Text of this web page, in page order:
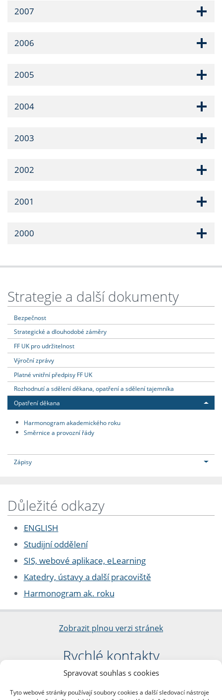
Spravovat souhlas s cookies
Tyto webové stránky používají soubory cookies a další sledovací nástroje
2007
2006
2005
2004
2003
2002
2001
2000
Strategie a další dokumenty
Bezpečnost
Strategické a dlouhodobé záměry
FF UK pro udržitelnost
Výroční zprávy
Platné vnitřní předpisy FF UK
Rozhodnutí a sdělení děkana, opatření a sdělení tajemníka
Opatření děkana
Harmonogram akademického roku
Směrnice a provozní řády
Zápisy
Důležité odkazy
ENGLISH
Studijní oddělení
SIS, webové aplikace, eLearning
Katedry, ústavy a další pracoviště
Harmonogram ak. roku
Zobrazit plnou verzi stránek
Rychlé kontakty
Filozofická fakulta
nám. Jana Palacha 1/2